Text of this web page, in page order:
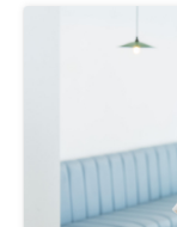
るので、一件
しています。
は、立地がそ
いることは最
がない物件は
からないよう
点を中心に包
を受容して納
の方が長い目